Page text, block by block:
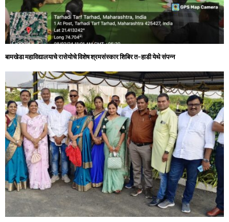
बामखेडा महाविद्यालयाचे रासेयोचे विशेष श्रमसंस्कार शिबिर त-हाडी येथे संपन्न